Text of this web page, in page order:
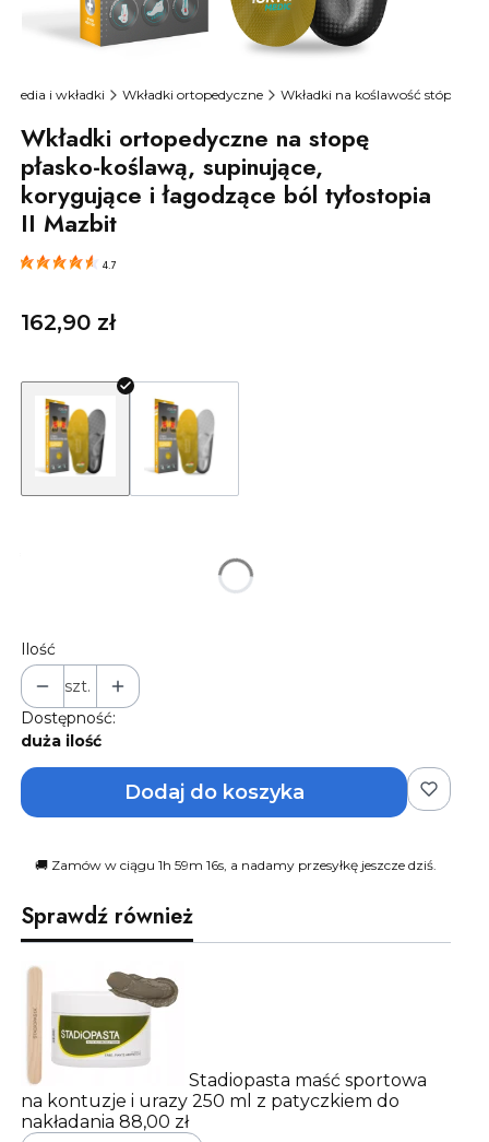
i wkładki Wkładki ortopedyczne Wkładki na koślawość stóp
Wkładki ortopedyczne na stopę
płasko-koślawą, supinujące,
korygujące i łagodzące ból tyłostopia
II Mazbit
4.7
Cena
162,90 zł
Ilość
szt.
Dostępność:
duża ilość
Dodaj do koszyka
🚚 Zamów w ciągu 1h 59m 15s, a nadamy przesyłkę jeszcze dziś.
Sprawdź również
Stadiopasta maść sportowa
na kontuzje i urazy 250 ml z patyczkiem do
nakładania 88,00 zł